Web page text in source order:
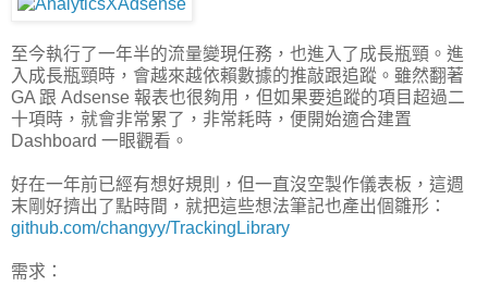
至今執行了一年半的流量變現任務，也進入了成長瓶頸。進
入成長瓶頸時，會越來越依賴數據的推敲跟追蹤。雖然翻著
GA 跟 Adsense 報表也很夠用，但如果要追蹤的項目超過二
十項時，就會非常累了，非常耗時，便開始適合建置
Dashboard 一眼觀看。
好在一年前已經有想好規則，但一直沒空製作儀表板，這週
末剛好擠出了點時間，就把這些想法筆記也產出個雛形：
github.com/changyy/TrackingLibrary
需求：